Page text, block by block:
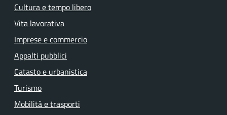
Cultura e tempo libero
Vita lavorativa
Imprese e commercio
Appalti pubblici
Catasto e urbanistica
Turismo
Mobilità e trasporti